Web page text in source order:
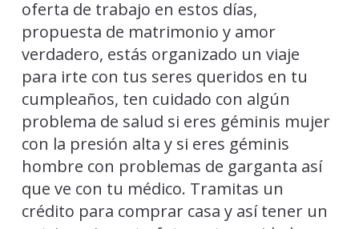
oferta de trabajo en estos días,
propuesta de matrimonio y amor
verdadero, estás organizado un viaje
para irte con tus seres queridos en tu
cumpleaños, ten cuidado con algún
problema de salud si eres géminis mujer
con la presión alta y si eres géminis
hombre con problemas de garganta así
que ve con tu médico. Tramitas un
crédito para comprar casa y así tener un